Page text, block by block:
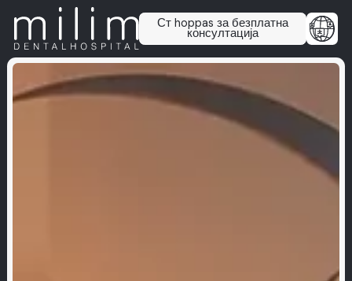
Ст hoppas за безплатна
консултација